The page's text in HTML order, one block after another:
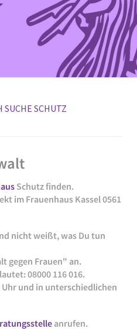
SUCHE SCHUTZ
Schutz finden.
im Frauenhaus Kassel 0561
nicht weißt, was Du tun
gegen Frauen" an.
08000 116 016.
und in unterschiedlichen
anrufen.